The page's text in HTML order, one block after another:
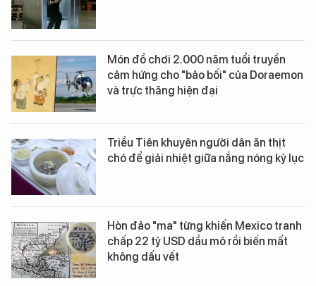
Món đồ chơi 2.000 năm tuổi truyền
cảm hứng cho "bảo bối" của Doraemon
và trực thăng hiện đại
Triều Tiên khuyên người dân ăn thịt
chó để giải nhiệt giữa nắng nóng kỷ lục
Hòn đảo "ma" từng khiến Mexico tranh
chấp 22 tỷ USD dầu mỏ rồi biến mất
không dấu vết